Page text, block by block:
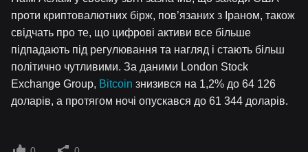
проти криптовалютних бірж, пов’язаних з Іраном, також
свідчать про те, що цифрові активи все більше
підпадають під регулювання та нагляд і стають більш
політично чутливими. За даними London Stock
Exchange Group, Bitcoin знизився на 1,2% до 64 126
доларів, а протягом ночі опускався до 61 344 доларів.